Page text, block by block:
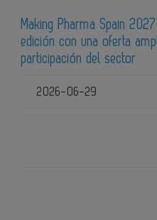
Making Pharma Spain
edición con una oferta
participación del sector
2026-06-29